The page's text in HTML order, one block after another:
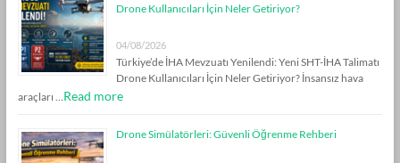
Drone Kullanıcıları İçin Neler Getiriyor?
04/08/2026
Türkiye’de İHA Mevzuatı Yenilendi: Yeni SHT-İHA Talimatı
Drone Kullanıcıları İçin Neler Getiriyor? İnsansız hava
araçları … Read more
Drone Simülatörleri: Güvenli Öğrenme Rehberi